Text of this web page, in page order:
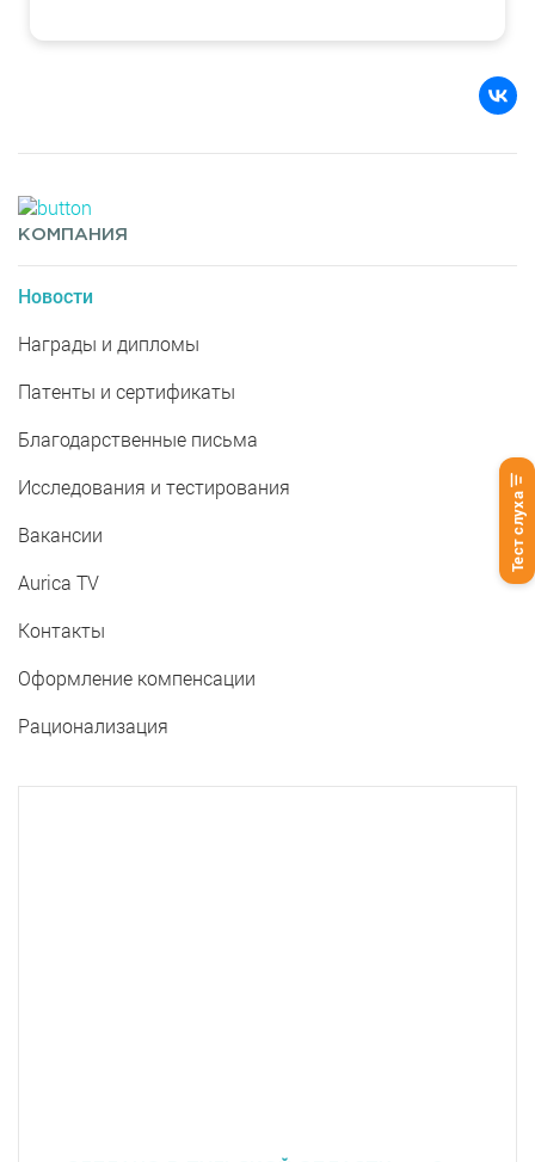
Тест слуха
КОМПАНИЯ
Новости
Награды и дипломы
Патенты и сертификаты
Благодарственные письма
Исследования и тестирования
Вакансии
Aurica TV
Контакты
Оформление компенсации
Рационализация